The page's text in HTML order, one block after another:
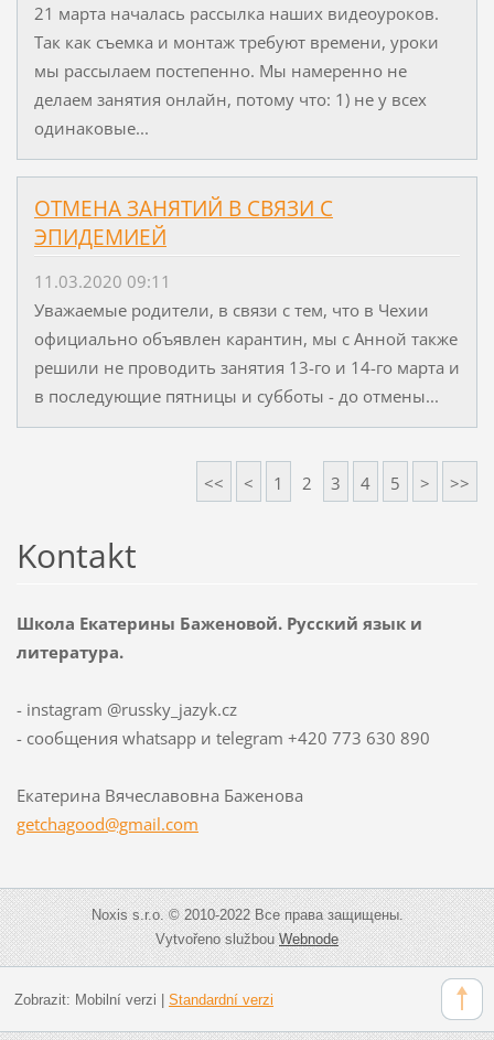
21 марта началась рассылка наших видеоуроков.
Так как съемка и монтаж требуют времени, уроки
мы рассылаем постепенно. Мы намеренно не
делаем занятия онлайн, потому что: 1) не у всех
одинаковые...
ОТМЕНА ЗАНЯТИЙ В СВЯЗИ С
ЭПИДЕМИЕЙ
11.03.2020 09:11
Уважаемые родители, в связи с тем, что в Чехии
официально объявлен карантин, мы с Анной также
решили не проводить занятия 13-го и 14-го марта и
в последующие пятницы и субботы - до отмены...
<< < 1 2 3 4 5 > >>
Kontakt
Школа Екатерины Баженовой. Русский язык и
литература.
- instagram @russky_jazyk.cz
- сообщения whatsapp и telegram +420 773 630 890
Екатерина Вячеславовна Баженова
getchagood@gmail.com
Noxis s.r.o. © 2010-2022 Все права защищены.
Vytvořeno službouWebnode
Zobrazit: Mobilní verzi Standardní verzi